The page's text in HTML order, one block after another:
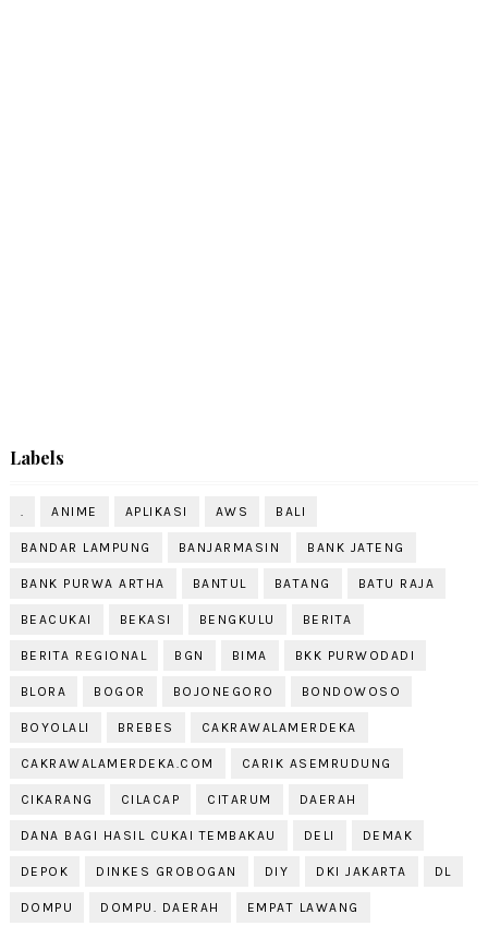
Labels
ANIME APLIKASI AWS BALI
BANDAR LAMPUNG BANJARMASIN BANK JATENG
BANK PURWA ARTHA BANTUL BATANG BATU RAJA
BEACUKAI BEKASI BENGKULU BERITA
BERITA REGIONAL BGN BIMA BKK PURWODADI
BLORA BOGOR BOJONEGORO BONDOWOSO
BOYOLALI BREBES CAKRAWALAMERDEKA
CAKRAWALAMERDEKA.COM CARIK ASEMRUDUNG
CIKARANG CILACAP CITARUM DAERAH
DANA BAGI HASIL CUKAI TEMBAKAU DELI DEMAK
DEPOK DINKES GROBOGAN DIY DKI JAKARTA DL
DOMPU DOMPU. DAERAH EMPAT LAWANG